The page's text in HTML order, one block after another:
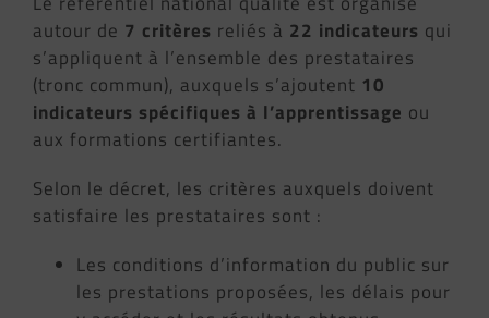
autour de 7 critères reliés à 22 indicateurs qui
s’appliquent à l’ensemble des prestataires
(tronc commun), auxquels s’ajoutent 10
indicateurs spécifiques à l’apprentissage ou
aux formations certifiantes.
Selon le décret, les critères auxquels doivent
satisfaire les prestataires sont :
Les conditions d’information du public sur
les prestations proposées, les délais pour